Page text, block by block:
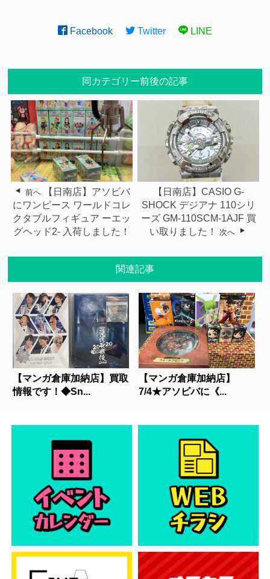
Facebook Twitter LINE
同カテゴリー前後の記事
前へ
【日南店】アソビバ
にワンピース ワールドコレ
クタブルフィギュア ーエッ
グヘッド2- 入荷しました！
【日南店】CASIO G-
SHOCK デジアナ 110シリ
ーズ GM-110SCM-1AJF 買
い取りました！
次へ
関連記事
【マンガ倉庫加納店】買取
情報です！◆Sn...
【マンガ倉庫加納店】
7/4★アソビバに《...